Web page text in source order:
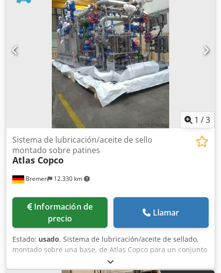
1 /3
Bremen 12.330 km
Sistema de lubricación/aceite de sello
montado sobre patines
Atlas Copco
Información de
precio
Llamar
Estado: usado, Sistema de lubricación/aceite de sellado,
montado sobre una base, de Atlas Copco para un conjunto
de compresores, que incluye depósito/tanque base con
bombas, filtros, refrigeradores y colector de válvulas.